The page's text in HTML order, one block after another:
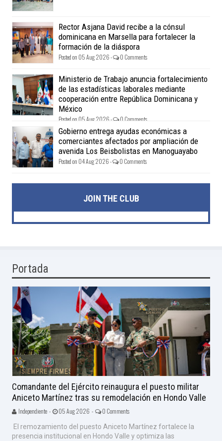
Rector Asjana David recibe a la cónsul
dominicana en Marsella para fortalecer la
formación de la diáspora
Posted on 05 Aug 2026 - 0 Comments
Ministerio de Trabajo anuncia fortalecimiento
de las estadísticas laborales mediante
cooperación entre República Dominicana y
México
Posted on 05 Aug 2026 - 0 Comments
Gobierno entrega ayudas económicas a
comerciantes afectados por ampliación de
avenida Los Beisbolistas en Manoguayabo
Posted on 04 Aug 2026 - 0 Comments
JOIN THE CLUB
Portada
Comandante del Ejército reinaugura el puesto militar
Aniceto Martínez tras su remodelación en Hondo Valle
Independiente - 05 Aug 2026 - 0 Comments
El remozamiento del puesto Aniceto Martínez fortalece la
presencia institucional en Hondo Valle y optimiza las